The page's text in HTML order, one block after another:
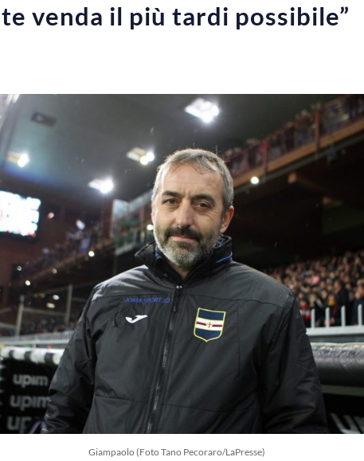
venda il più tardi possibile”
Giampaolo (Foto Tano Pecoraro/LaPresse)